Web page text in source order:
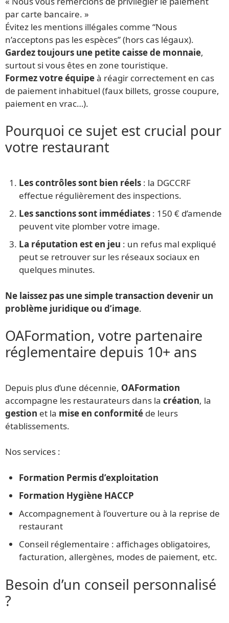
par carte bancaire. »
Évitez les mentions illégales comme “Nous
n’acceptons pas les espèces” (hors cas légaux).
Gardez toujours une petite caisse de monnaie,
surtout si vous êtes en zone touristique.
Formez votre équipeà réagir correctement en cas
de paiement inhabituel (faux billets, grosse coupure,
paiement en vrac…).
Pourquoi ce sujet est crucial pour
votre restaurant
Les contrôles sont bien réels : la DGCCRF
effectue régulièrement des inspections.
Les sanctions sont immédiates : 150 € d’amende
peuvent vite plomber votre image.
La réputation est en jeu : un refus mal expliqué
peut se retrouver sur les réseaux sociaux en
quelques minutes.
Ne laissez pas une simple transaction devenir un
problème juridique ou d’image.
OAFormation, votre partenaire
réglementaire depuis 10+ ans
Depuis plus d’une décennie, OAFormation
accompagne les restaurateurs dans la création, la
gestion et la mise en conformité de leurs
établissements.
Nos services :
Formation Permis d’exploitation
Formation Hygiène HACCP
Accompagnement à l’ouverture ou à la reprise de
restaurant
Conseil réglementaire : affichages obligatoires,
facturation, allergènes, modes de paiement, etc.
Besoin d’un conseil personnalisé
?